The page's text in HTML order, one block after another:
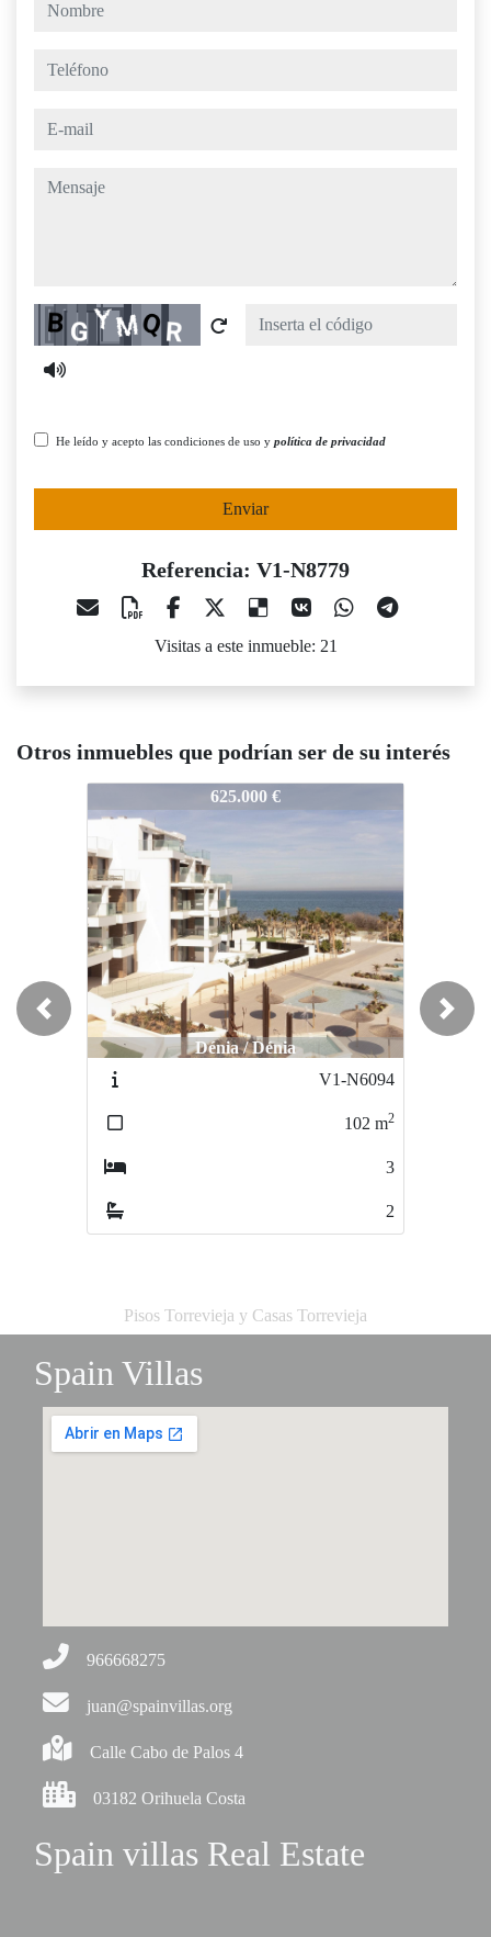
teléfono
e-mail
mensaje
Captcha
He leído y acepto las condiciones de uso y política de privacidad
Enviar
Referencia: V1-N8779
Visitas a este inmueble: 21
Otros inmuebles que podrían ser de su interés
Dénia / Dénia
379.000 €
Dénia / Dénia
V1-N6092
84
Previous Next
Pisos Torrevieja y Casas Torrevieja
Spain Villas
966668275
juan@spainvillas.org
Calle Cabo de Palos 4
03182 Orihuela Costa
Spain villas Real Estate